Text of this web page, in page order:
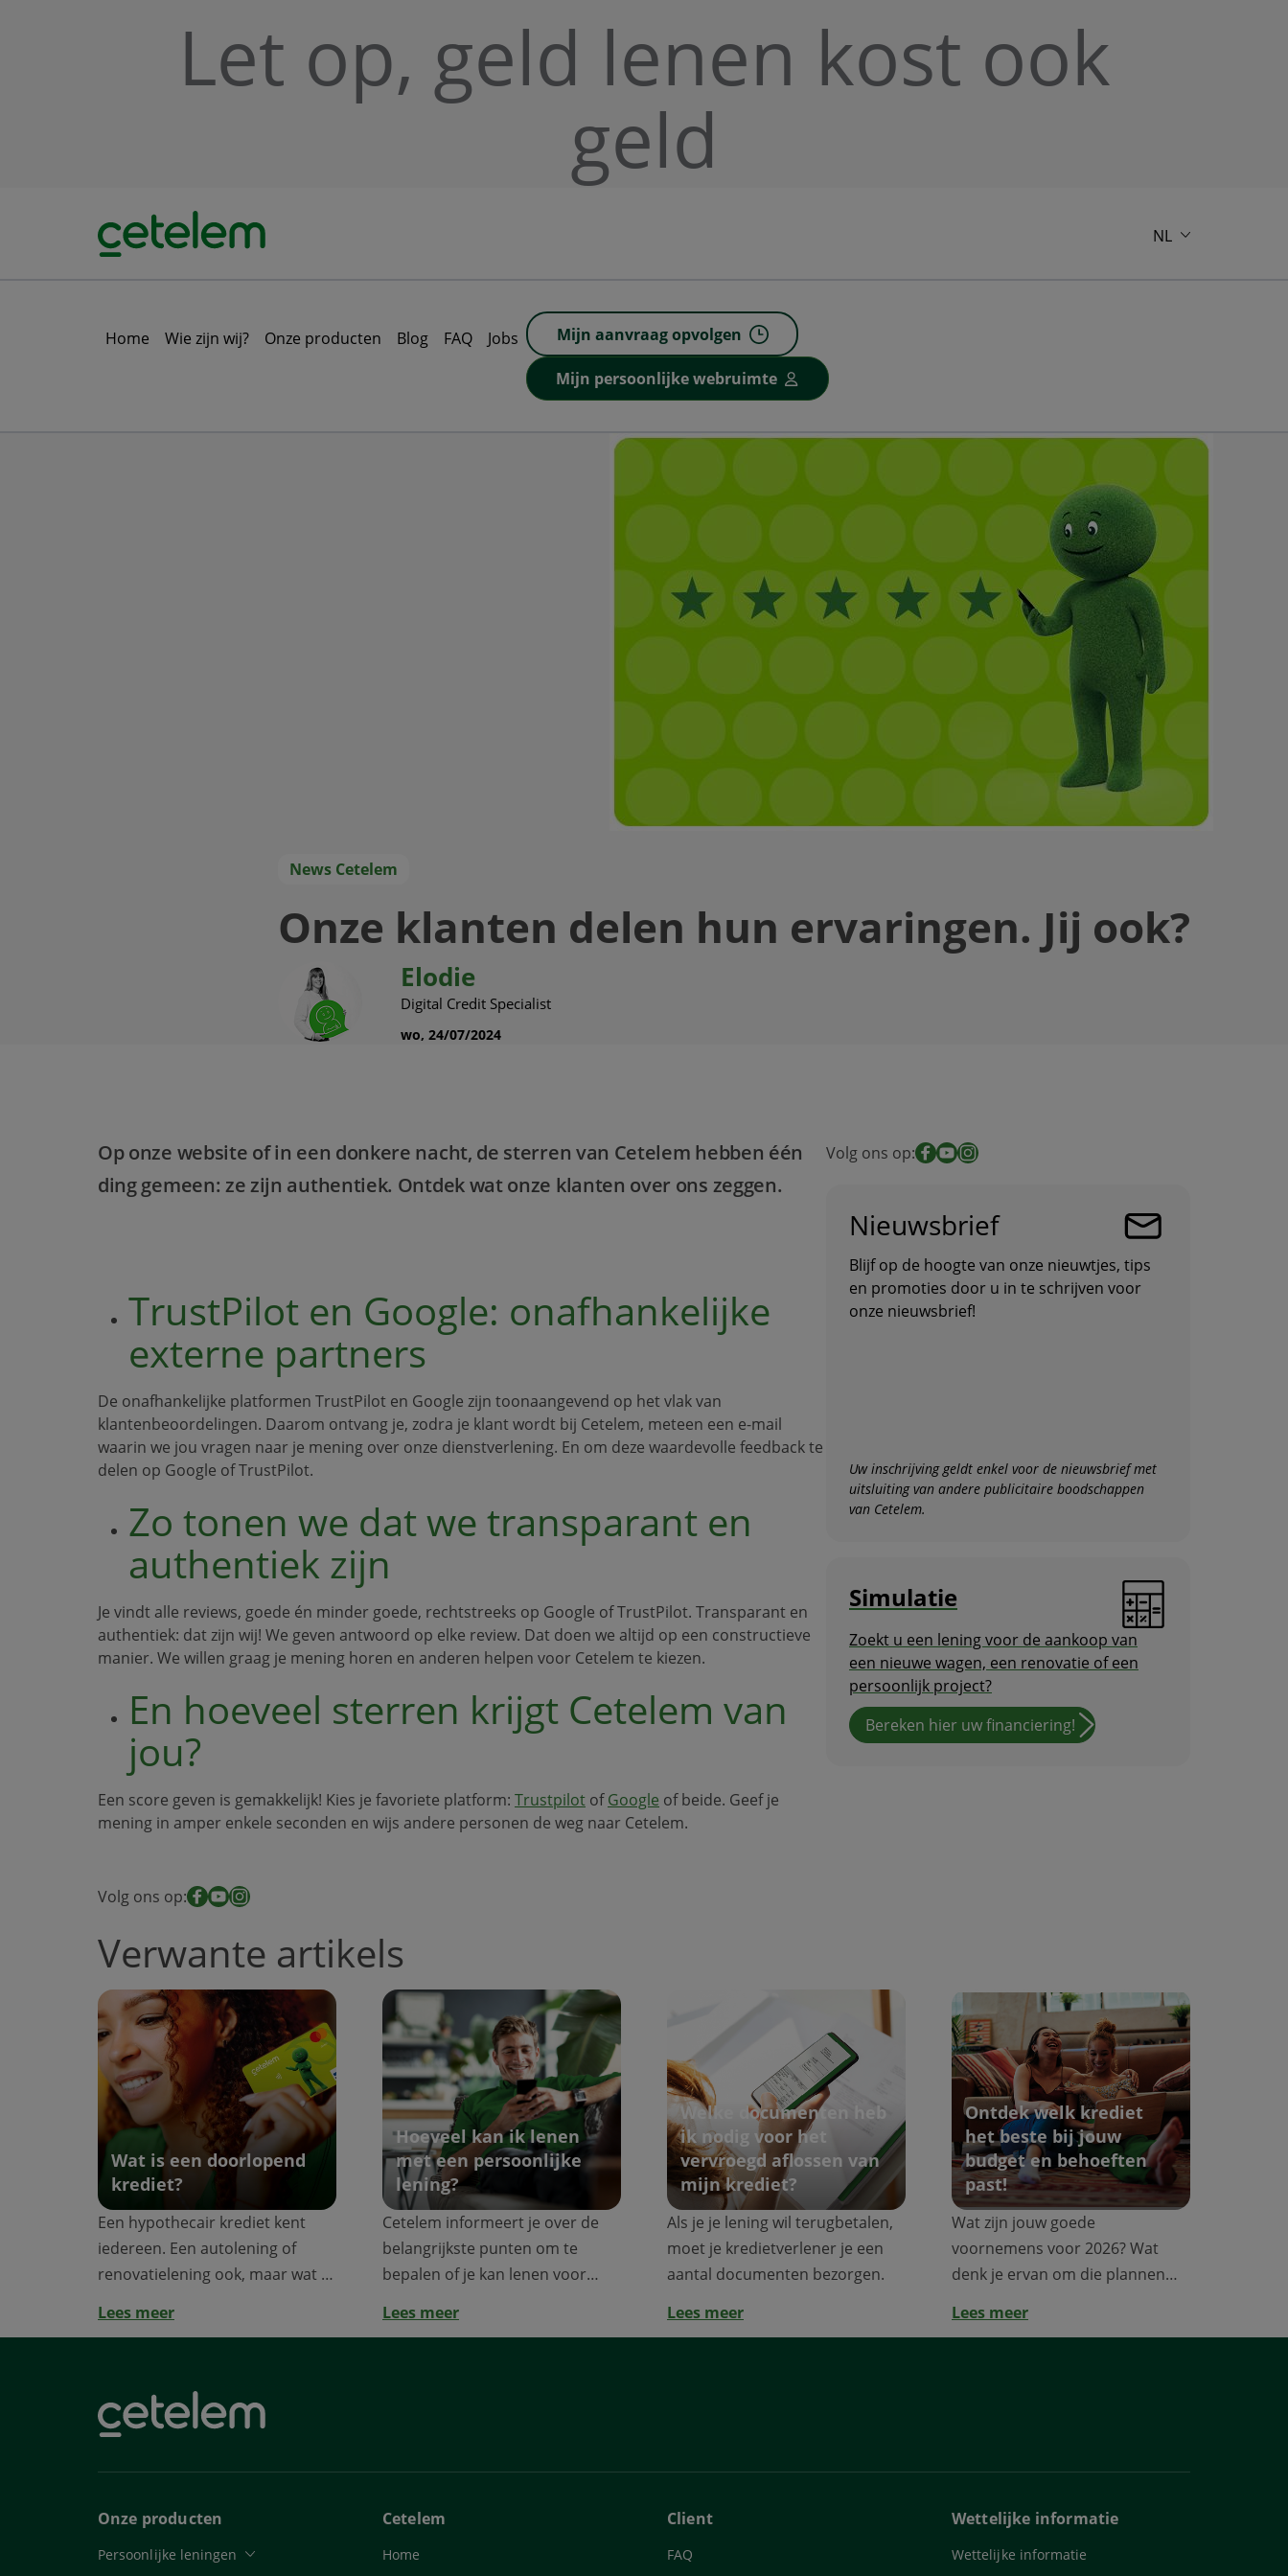
Let op, geld lenen kost ook
geld
NL
Home Wie zijn wij? Onze producten Blog FAQ Jobs Mijn aanvraag opvolgen
Mijn persoonlijke webruimte
News Cetelem
Onze klanten delen hun ervaringen. Jij ook?
Elodie
Digital Credit Specialist
wo, 24/07/2024
Op onze website of in een donkere nacht, de sterren van Cetelem hebben één
ding gemeen: ze zijn authentiek. Ontdek wat onze klanten over ons zeggen.
TrustPilot en Google: onafhankelijke
externe partners
De onafhankelijke platformen TrustPilot en Google zijn toonaangevend op het vlak van
klantenbeoordelingen. Daarom ontvang je, zodra je klant wordt bij Cetelem, meteen een e-mail
waarin we jou vragen naar je mening over onze dienstverlening. En om deze waardevolle feedback te
delen op Google of TrustPilot.
Zo tonen we dat we transparant en
authentiek zijn
Je vindt alle reviews, goede én minder goede, rechtstreeks op Google of TrustPilot. Transparant en
authentiek: dat zijn wij! We geven antwoord op elke review. Dat doen we altijd op een constructieve
manier. We willen graag je mening horen en anderen helpen voor Cetelem te kiezen.
En hoeveel sterren krijgt Cetelem van
jou?
Een score geven is gemakkelijk! Kies je favoriete platform: Trustpilot ofGoogle of beide. Geef je
mening in amper enkele seconden en wijs andere personen de weg naar Cetelem.
Volg ons op:Facebook
YouTube
Instagram
Volg ons op:Facebook
YouTube
Instagram
Nieuwsbrief
Blijf op de hoogte van onze nieuwtjes, tips
en promoties door u in te schrijven voor
onze nieuwsbrief!
Uw inschrijving geldt enkel voor de nieuwsbrief met
uitsluiting van andere publicitaire boodschappen
van Cetelem.
Simulatie
Zoekt u een lening voor de aankoop van
een nieuwe wagen, een renovatie of een
persoonlijk project?
Bereken hier uw financiering!
Verwante artikels
Wat is een doorlopend
krediet?
Een hypothecair krediet kent
iedereen. Een autolening of
renovatielening ook, maar wat is
Lees meer
Hoeveel kan ik lenen
met een persoonlijke
lening?
Cetelem informeert je over de
belangrijkste punten om te
bepalen of je kan lenen voor
Lees meer
Welke documenten heb
ik nodig voor het
vervroegd aflossen van
mijn krediet?
Als je je lening wil terugbetalen,
moet je kredietverlener je een
aantal documenten bezorgen.
Lees meer
Ontdek welk krediet
het beste bij jouw
budget en behoeften
past!
Wat zijn jouw goede
voornemens voor 2026? Wat
denk je ervan om die plannen
Lees meer
Onze producten
Persoonlijke leningen
Cetelem
Home
Client
FAQ
Wettelijke informatie
Wettelijke informatie